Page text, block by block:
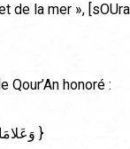
de la mer »,
Qour’An honoré :
{ وَعَلامَاتٍ وَبِالنَّجْمِ هُمْ يَهْتَدُونَ }